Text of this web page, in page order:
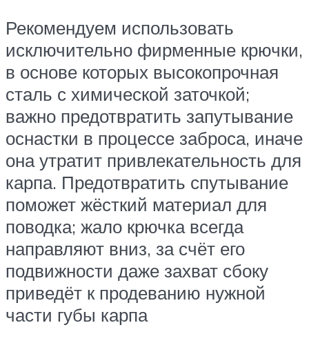
Рекомендуем использовать
исключительно фирменные крючки,
в основе которых высокопрочная
сталь с химической заточкой;
важно предотвратить запутывание
оснастки в процессе заброса, иначе
она утратит привлекательность для
карпа. Предотвратить спутывание
поможет жёсткий материал для
поводка; жало крючка всегда
направляют вниз, за счёт его
подвижности даже захват сбоку
приведёт к продеванию нужной
части губы карпа